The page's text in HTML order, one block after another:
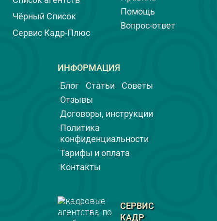
Чёрный Список
Сервис Кадр-Плюс
Помощь
Вопрос-ответ
ИНФОРМАЦИЯ
Блог
Статьи
Советы
Отзывы
Договоры, инструкции
Политика
конфиденциальности
Тарифы и оплата
Контакты
СЕРВИС
КАДР